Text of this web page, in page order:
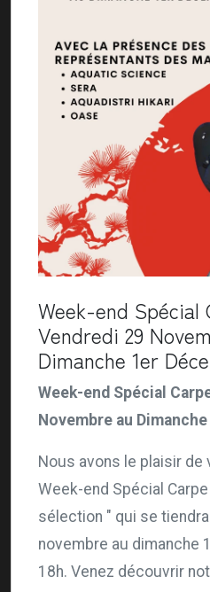
Week-end Spécial
Vendredi 29
Dimanche 1er
Week-end Spécial
Novembre au
Nous avons le plaisir de
Week-end Spécial
sélection " qui se
novembre au dimanche
18h. Venez découvrir